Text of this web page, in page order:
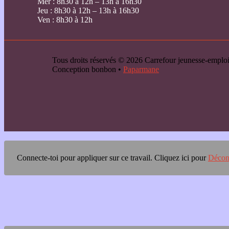
Jeu : 8h30 à 12h – 13h à 16h30
Ven : 8h30 à 12h
Tous droits réservés © 2026 Carrefour jeunesse-
Conception bonbon • Paparmane
Connecte-toi pour appliquer sur ce travail. Cliquez ici pour